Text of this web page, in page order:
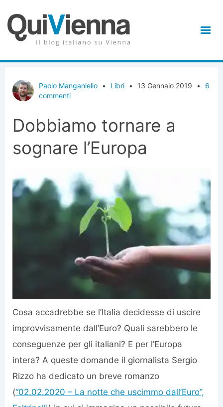
Paolo Manganiello • Libri • 13 Gennaio 2019 •
6
commenti
Dobbiamo tornare a
sognare l’Europa
Cosa accadrebbe se l’Italia decidesse di uscire
improvvisamente dall’Euro? Quali sarebbero le
conseguenze per gli italiani? E per l’Europa
intera? A queste domande il giornalista Sergio
Rizzo ha dedicato un breve romanzo
(“02.02.2020 – La notte che uscimmo dall’Euro”,